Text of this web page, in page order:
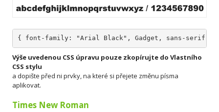
{ font-family: "Arial Black", Gadget, sans-serif; }
Výše uvedenou CSS úpravu pouze zkopírujte do Vlastního
CSS stylu
a dopište před ni prvky, na které si přejete změnu písma
aplikovat.
Times New Roman